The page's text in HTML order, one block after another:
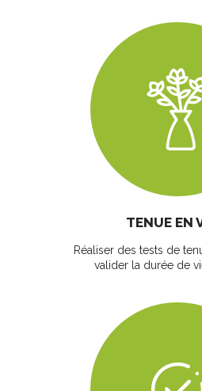
TENUE EN
Réaliser des tests de
valider la durée de